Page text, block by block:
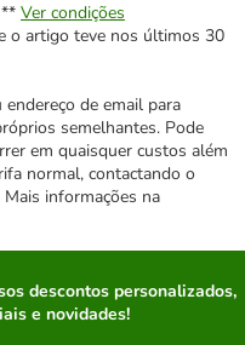
Ver condições
o artigo teve nos últimos 30
de email para
semelhantes. Pode
em quaisquer custos além
normal, contactando o
informações na
descontos personalizados,
e novidades!